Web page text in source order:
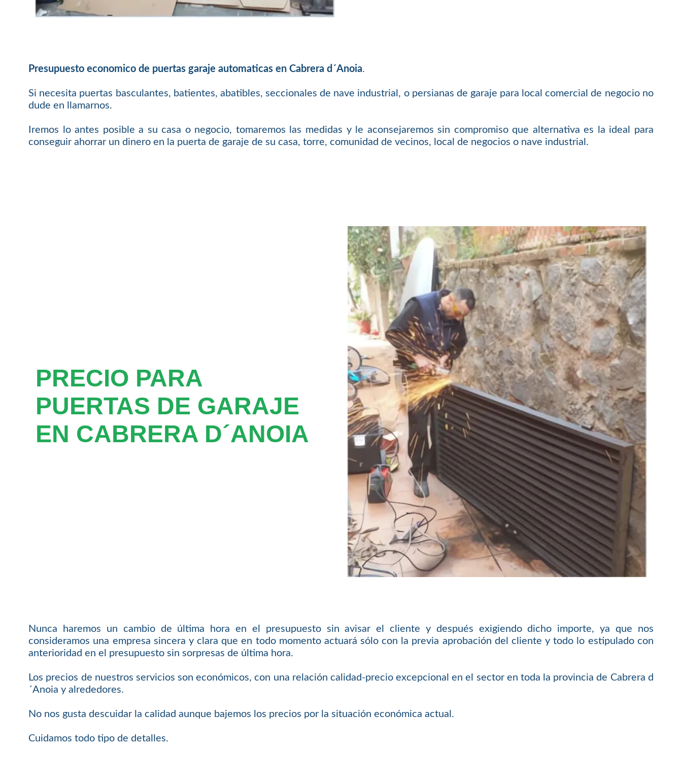
Presupuesto economico de puertas garaje automaticas en Cabrera d´Anoia.
Si necesita puertas basculantes, batientes, abatibles, seccionales de nave industrial, o persianas de garaje para local comercial de negocio no
dude en llamarnos.
Iremos lo antes posible a su casa o negocio, tomaremos las medidas y le aconsejaremos sin compromiso que alternativa es la ideal para
conseguir ahorrar un dinero en la puerta de garaje de su casa, torre, comunidad de vecinos, local de negocios o nave industrial.
PRECIO PARA
PUERTAS DE GARAJE
EN CABRERA D´ANOIA
Nunca haremos un cambio de última hora en el presupuesto sin avisar el cliente y después exigiendo dicho importe, ya que nos
consideramos una empresa sincera y clara que en todo momento actuará sólo con la previa aprobación del cliente y todo lo estipulado con
anterioridad en el presupuesto sin sorpresas de última hora.
Los precios de nuestros servicios son económicos, con una relación calidad-precio excepcional en el sector en toda la provincia de Cabrera d
´Anoia y alrededores.
No nos gusta descuidar la calidad aunque bajemos los precios por la situación económica actual.
Cuidamos todo tipo de detalles.